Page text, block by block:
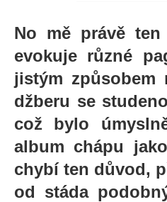
No mě právě
evokuje různé
jistým
džberu se
což bylo
album chápu
chybí ten důvod,
od stáda